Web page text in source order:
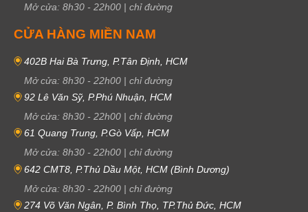
Mở cửa: 8h30 - 22h00 | chỉ đường
CỬA HÀNG MIỀN NAM
402B Hai Bà Trưng, P.Tân Định, HCM
Mở cửa: 8h30 - 22h00 | chỉ đường
92 Lê Văn Sỹ, P.Phú Nhuận, HCM
Mở cửa: 8h30 - 22h00 | chỉ đường
61 Quang Trung, P.Gò Vấp, HCM
Mở cửa: 8h30 - 22h00 | chỉ đường
642 CMT8, P.Thủ Dầu Một, HCM (Bình Dương)
Mở cửa: 8h30 - 22h00 | chỉ đường
274 Võ Văn Ngân, P. Bình Thọ, TP.Thủ Đức, HCM